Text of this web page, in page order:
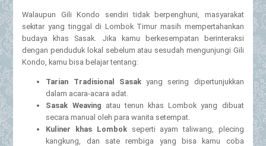
Walaupun Gili Kondo sendiri tidak berpenghuni, masyarakat
sekitar yang tinggal di Lombok Timur masih mempertahankan
budaya khas Sasak. Jika kamu berkesempatan berinteraksi
dengan penduduk lokal sebelum atau sesudah mengunjungi Gili
Kondo, kamu bisa belajar tentang:
Tarian Tradisional Sasakyang sering dipertunjukkan
dalam acara-acara adat.
Sasak Weaving atau tenun khas Lombok yang dibuat
secara manual oleh para wanita setempat.
Kuliner khas Lombokseperti ayam taliwang, plecing
kangkung, dan sate rembiga yang bisa kamu coba